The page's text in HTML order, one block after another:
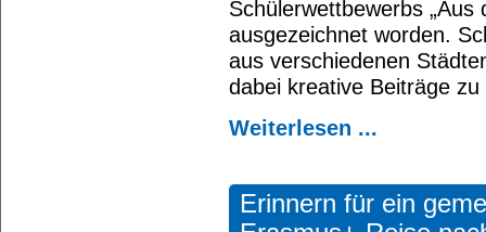
Schülerwettbewerbs „Aus
ausgezeichnet worden.
aus verschiedenen
dabei kreative Beiträge
Weiterlesen ...
Erinnern für ein